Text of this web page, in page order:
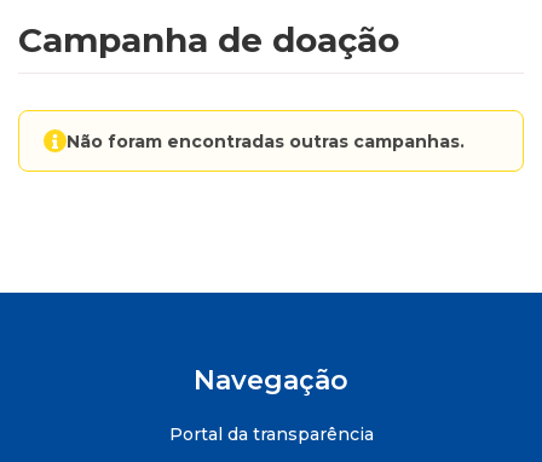
Campanha de doação
Não foram encontradas outras campanhas.
Navegação
Portal da transparência